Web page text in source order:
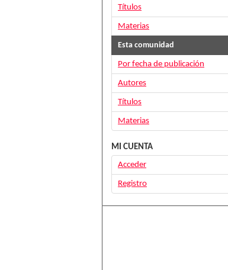
Títulos
Materias
Esta comunidad
Por fecha de publicación
Autores
Títulos
Materias
MI CUENTA
Acceder
Registro